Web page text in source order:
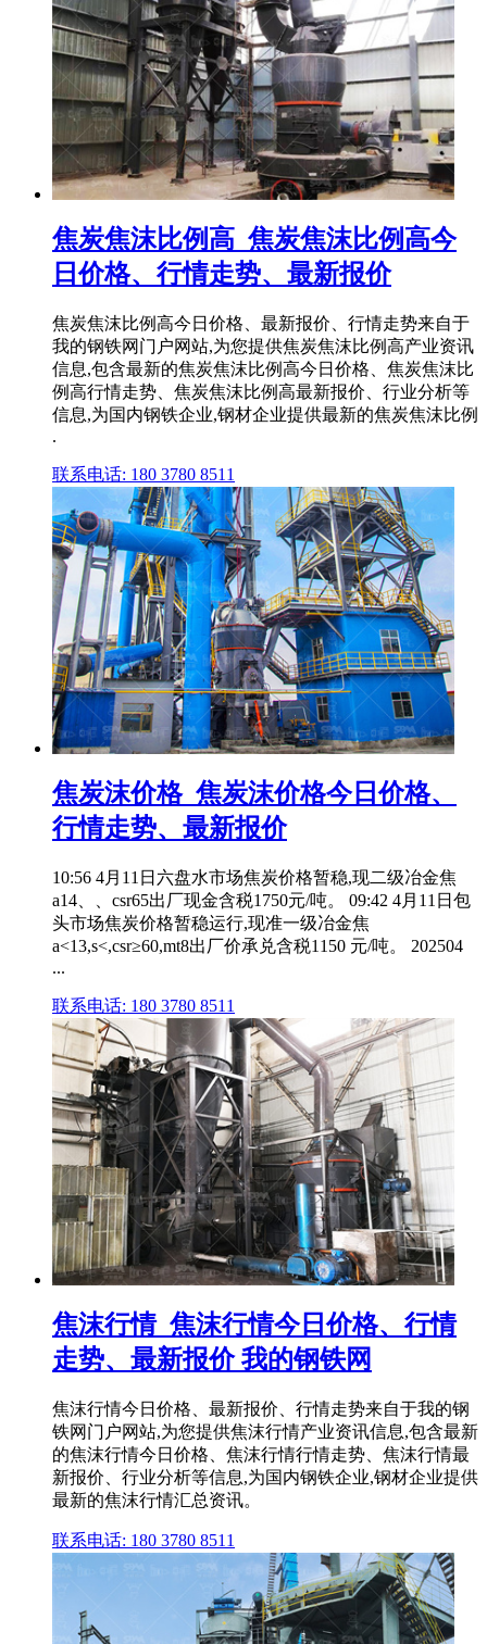
焦炭焦沫比例高_焦炭焦沫比例高今
日价格、行情走势、最新报价
焦炭焦沫比例高今日价格、最新报价、行情走势来自于
我的钢铁网门户网站,为您提供焦炭焦沫比例高产业资讯
信息,包含最新的焦炭焦沫比例高今日价格、焦炭焦沫比
例高行情走势、焦炭焦沫比例高最新报价、行业分析等
信息,为国内钢铁企业,钢材企业提供最新的焦炭焦沫比例
.
联系电话: 180 3780 8511
焦炭沫价格_焦炭沫价格今日价格、
行情走势、最新报价
10:56 4月11日六盘水市场焦炭价格暂稳,现二级冶金焦
a14、、csr65出厂现金含税1750元/吨。 09:42 4月11日包
头市场焦炭价格暂稳运行,现准一级冶金焦
a<13,s<,csr≥60,mt8出厂价承兑含税1150 元/吨。 202504
...
联系电话: 180 3780 8511
焦沫行情_焦沫行情今日价格、行情
走势、最新报价 我的钢铁网
焦沫行情今日价格、最新报价、行情走势来自于我的钢
铁网门户网站,为您提供焦沫行情产业资讯信息,包含最新
的焦沫行情今日价格、焦沫行情行情走势、焦沫行情最
新报价、行业分析等信息,为国内钢铁企业,钢材企业提供
最新的焦沫行情汇总资讯。
联系电话: 180 3780 8511